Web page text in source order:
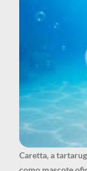
Caretta, a